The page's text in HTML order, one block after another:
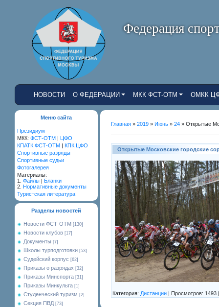
Федерация
НОВОСТИ О ФЕДЕРАЦИИ МКК ФСТ-ОТМ ОМКК
Меню сайта
Президиум
МКК: ФСТ-ОТМ | ЦФО
КПАТК ФСТ-ОТМ | КПК ЦФО
Cпортивные разряды
Спортивные судьи
Фотогалерея
Материалы:
1. Файлы | Бланки
2. Нормативные документы
Туристская литература
Разделы новостей
Новости ФСТ-ОТМ [130]
Новости клубов [17]
Документы [7]
Школы турподготовки [53]
Судейский корпус [62]
Приказы о разрядах [32]
Приказы Минспорта [31]
Приказы Минкульта [1]
Студенческий туризм [2]
Секция ПВД [73]
Главная » 2019 » Июнь » 24 » Открытые
Открытые Московские городские
Категория: Дистанции | Просмотров: 1493